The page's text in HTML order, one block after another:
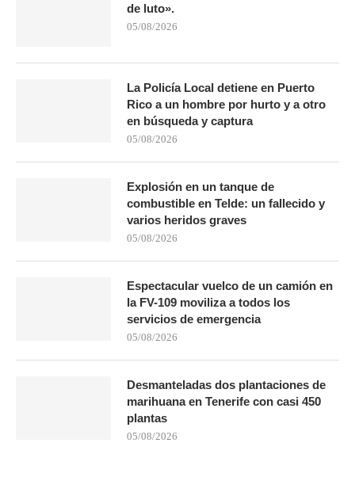
de luto».
05/08/2026
La Policía Local detiene en Puerto
Rico a un hombre por hurto y a otro
en búsqueda y captura
05/08/2026
Explosión en un tanque de
combustible en Telde: un fallecido y
varios heridos graves
05/08/2026
Espectacular vuelco de un camión en
la FV-109 moviliza a todos los
servicios de emergencia
05/08/2026
Desmanteladas dos plantaciones de
marihuana en Tenerife con casi 450
plantas
05/08/2026